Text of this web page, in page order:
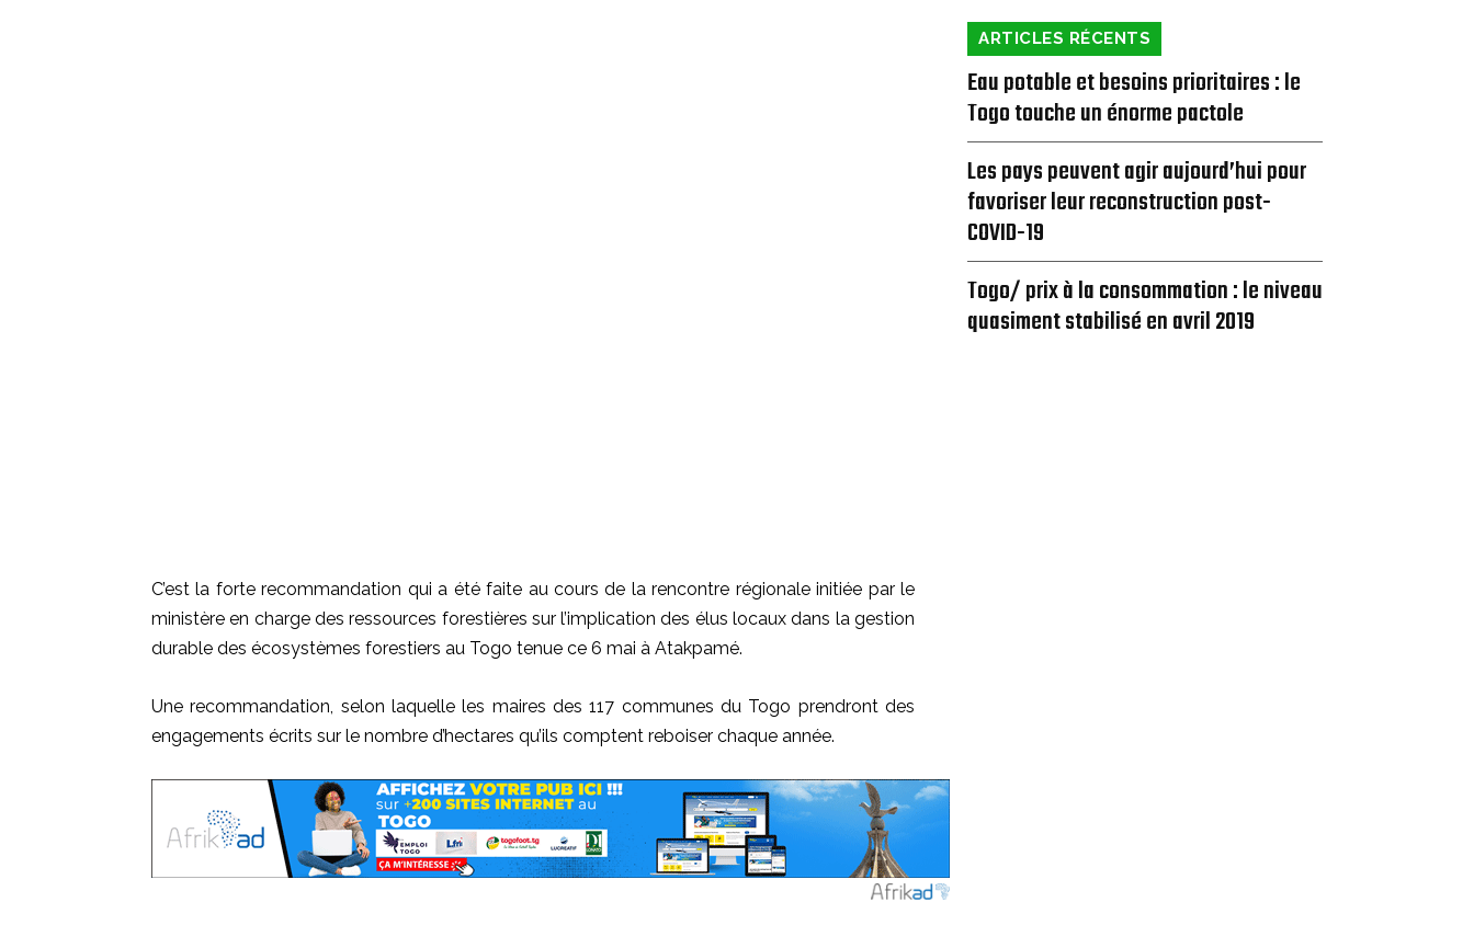
C’est la forte recommandation qui a été faite au cours de la rencontre régionale initiée par le
ministère en charge des ressources forestières sur l’implication des élus locaux dans la gestion
durable des écosystèmes forestiers au Togo tenue ce 6 mai à Atakpamé.
Une recommandation, selon laquelle les maires des 117 communes du Togo prendront des
engagements écrits sur le nombre d’hectares qu’ils comptent reboiser chaque année.
ARTICLES RÉCENTS
Eau potable et besoins prioritaires : le
Togo touche un énorme pactole
Les pays peuvent agir aujourd’hui pour
favoriser leur reconstruction post-
COVID-19
Togo/ prix à la consommation : le niveau
quasiment stabilisé en avril 2019